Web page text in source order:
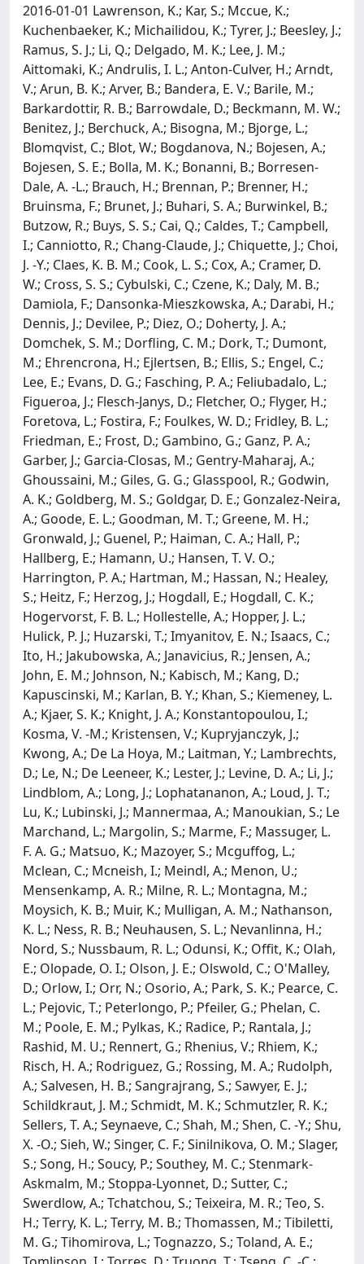
2016-01-01 Lawrenson, K.; Kar, S.; Mccue, K.;
Kuchenbaeker, K.; Michailidou, K.; Tyrer, J.; Beesley, J.;
Ramus, S. J.; Li, Q.; Delgado, M. K.; Lee, J. M.;
Aittomaki, K.; Andrulis, I. L.; Anton-Culver, H.; Arndt,
V.; Arun, B. K.; Arver, B.; Bandera, E. V.; Barile, M.;
Barkardottir, R. B.; Barrowdale, D.; Beckmann, M. W.;
Benitez, J.; Berchuck, A.; Bisogna, M.; Bjorge, L.;
Blomqvist, C.; Blot, W.; Bogdanova, N.; Bojesen, A.;
Bojesen, S. E.; Bolla, M. K.; Bonanni, B.; Borresen-
Dale, A. -L.; Brauch, H.; Brennan, P.; Brenner, H.;
Bruinsma, F.; Brunet, J.; Buhari, S. A.; Burwinkel, B.;
Butzow, R.; Buys, S. S.; Cai, Q.; Caldes, T.; Campbell,
I.; Canniotto, R.; Chang-Claude, J.; Chiquette, J.; Choi,
J. -Y.; Claes, K. B. M.; Cook, L. S.; Cox, A.; Cramer, D.
W.; Cross, S. S.; Cybulski, C.; Czene, K.; Daly, M. B.;
Damiola, F.; Dansonka-Mieszkowska, A.; Darabi, H.;
Dennis, J.; Devilee, P.; Diez, O.; Doherty, J. A.;
Domchek, S. M.; Dorfling, C. M.; Dork, T.; Dumont,
M.; Ehrencrona, H.; Ejlertsen, B.; Ellis, S.; Engel, C.;
Lee, E.; Evans, D. G.; Fasching, P. A.; Feliubadalo, L.;
Figueroa, J.; Flesch-Janys, D.; Fletcher, O.; Flyger, H.;
Foretova, L.; Fostira, F.; Foulkes, W. D.; Fridley, B. L.;
Friedman, E.; Frost, D.; Gambino, G.; Ganz, P. A.;
Garber, J.; Garcia-Closas, M.; Gentry-Maharaj, A.;
Ghoussaini, M.; Giles, G. G.; Glasspool, R.; Godwin,
A. K.; Goldberg, M. S.; Goldgar, D. E.; Gonzalez-Neira,
A.; Goode, E. L.; Goodman, M. T.; Greene, M. H.;
Gronwald, J.; Guenel, P.; Haiman, C. A.; Hall, P.;
Hallberg, E.; Hamann, U.; Hansen, T. V. O.;
Harrington, P. A.; Hartman, M.; Hassan, N.; Healey,
S.; Heitz, F.; Herzog, J.; Hogdall, E.; Hogdall, C. K.;
Hogervorst, F. B. L.; Hollestelle, A.; Hopper, J. L.;
Hulick, P. J.; Huzarski, T.; Imyanitov, E. N.; Isaacs, C.;
Ito, H.; Jakubowska, A.; Janavicius, R.; Jensen, A.;
John, E. M.; Johnson, N.; Kabisch, M.; Kang, D.;
Kapuscinski, M.; Karlan, B. Y.; Khan, S.; Kiemeney, L.
A.; Kjaer, S. K.; Knight, J. A.; Konstantopoulou, I.;
Kosma, V. -M.; Kristensen, V.; Kupryjanczyk, J.;
Kwong, A.; De La Hoya, M.; Laitman, Y.; Lambrechts,
D.; Le, N.; De Leeneer, K.; Lester, J.; Levine, D. A.; Li, J.;
Lindblom, A.; Long, J.; Lophatananon, A.; Loud, J. T.;
Lu, K.; Lubinski, J.; Mannermaa, A.; Manoukian, S.; Le
Marchand, L.; Margolin, S.; Marme, F.; Massuger, L.
F. A. G.; Matsuo, K.; Mazoyer, S.; Mcguffog, L.;
Mclean, C.; Mcneish, I.; Meindl, A.; Menon, U.;
Mensenkamp, A. R.; Milne, R. L.; Montagna, M.;
Moysich, K. B.; Muir, K.; Mulligan, A. M.; Nathanson,
K. L.; Ness, R. B.; Neuhausen, S. L.; Nevanlinna, H.;
Nord, S.; Nussbaum, R. L.; Odunsi, K.; Offit, K.; Olah,
E.; Olopade, O. I.; Olson, J. E.; Olswold, C.; O'Malley,
D.; Orlow, I.; Orr, N.; Osorio, A.; Park, S. K.; Pearce, C.
L.; Pejovic, T.; Peterlongo, P.; Pfeiler, G.; Phelan, C.
M.; Poole, E. M.; Pylkas, K.; Radice, P.; Rantala, J.;
Rashid, M. U.; Rennert, G.; Rhenius, V.; Rhiem, K.;
Risch, H. A.; Rodriguez, G.; Rossing, M. A.; Rudolph,
A.; Salvesen, H. B.; Sangrajrang, S.; Sawyer, E. J.;
Schildkraut, J. M.; Schmidt, M. K.; Schmutzler, R. K.;
Sellers, T. A.; Seynaeve, C.; Shah, M.; Shen, C. -Y.; Shu,
X. -O.; Sieh, W.; Singer, C. F.; Sinilnikova, O. M.; Slager,
S.; Song, H.; Soucy, P.; Southey, M. C.; Stenmark-
Askmalm, M.; Stoppa-Lyonnet, D.; Sutter, C.;
Swerdlow, A.; Tchatchou, S.; Teixeira, M. R.; Teo, S.
H.; Terry, K. L.; Terry, M. B.; Thomassen, M.; Tibiletti,
M. G.; Tihomirova, L.; Tognazzo, S.; Toland, A. E.;